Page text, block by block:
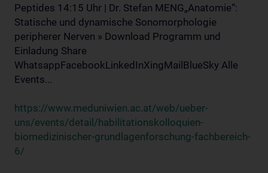
Peptides 14:15 Uhr | Dr. Stefan MENG„Anatomie“:
Statische und dynamische Sonomorphologie
peripherer Nerven » Download Programm und
Einladung Share
WhatsappFacebookLinkedInXingMailBlueSky Alle
Events...
https://www.meduniwien.ac.at/web/ueber-
uns/events/detail/habilitationskolloquien-
biomedizinischer-grundlagenforschung-fachbereich-
6/